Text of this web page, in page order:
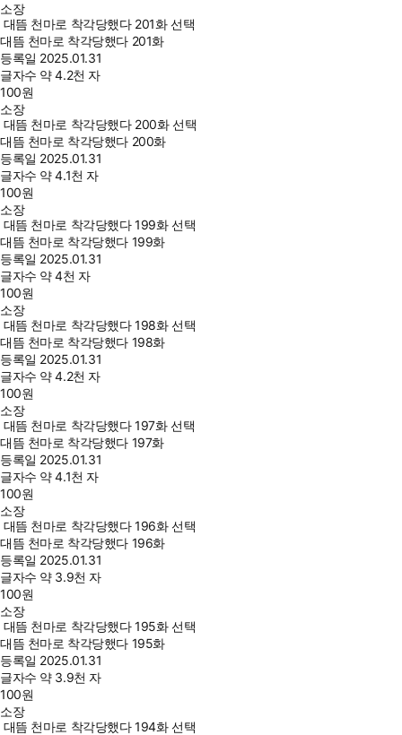
소장
대뜸 천마로 착각당했다 201화 선택
대뜸 천마로 착각당했다 201화
등록일 2025.01.31
글자수 약 4.2천 자
100원
소장
대뜸 천마로 착각당했다 200화 선택
대뜸 천마로 착각당했다 200화
등록일 2025.01.31
글자수 약 4.1천 자
100원
소장
대뜸 천마로 착각당했다 199화 선택
대뜸 천마로 착각당했다 199화
등록일 2025.01.31
글자수 약 4천 자
100원
소장
대뜸 천마로 착각당했다 198화 선택
대뜸 천마로 착각당했다 198화
등록일 2025.01.31
글자수 약 4.2천 자
100원
소장
대뜸 천마로 착각당했다 197화 선택
대뜸 천마로 착각당했다 197화
등록일 2025.01.31
글자수 약 4.1천 자
100원
소장
대뜸 천마로 착각당했다 196화 선택
대뜸 천마로 착각당했다 196화
등록일 2025.01.31
글자수 약 3.9천 자
100원
소장
대뜸 천마로 착각당했다 195화 선택
대뜸 천마로 착각당했다 195화
등록일 2025.01.31
글자수 약 3.9천 자
100원
소장
대뜸 천마로 착각당했다 194화 선택